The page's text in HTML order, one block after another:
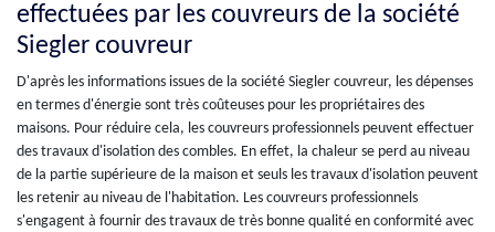
effectuées par les couvreurs de la société
Siegler couvreur
D'après les informations issues de la société Siegler couvreur, les dépenses
en termes d'énergie sont très coûteuses pour les propriétaires des
maisons. Pour réduire cela, les couvreurs professionnels peuvent effectuer
des travaux d'isolation des combles. En effet, la chaleur se perd au niveau
de la partie supérieure de la maison et seuls les travaux d'isolation peuvent
les retenir au niveau de l'habitation. Les couvreurs professionnels
s'engagent à fournir des travaux de très bonne qualité en conformité avec